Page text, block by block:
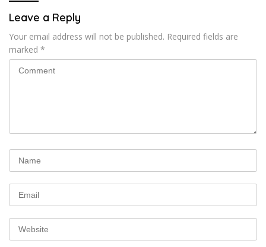
Leave a Reply
Your email address will not be published. Required fields are
marked *